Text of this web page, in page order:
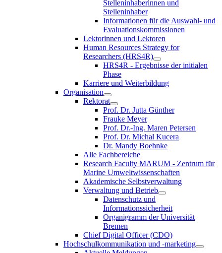
Stelleninhaberinnen und
Stelleninhaber
Informationen für die Auswahl- und
Evaluationskommissionen
Lektorinnen und Lektoren
Human Resources Strategy for
Researchers (HRS4R)
HRS4R - Ergebnisse der initialen
Phase
Karriere und Weiterbildung
Organisation
Rektorat
Prof. Dr. Jutta Günther
Frauke Meyer
Prof. Dr.-Ing. Maren Petersen
Prof. Dr. Michal Kucera
Dr. Mandy Boehnke
Alle Fachbereiche
Research Faculty MARUM - Zentrum für
Marine Umweltwissenschaften
Akademische Selbstverwaltung
Verwaltung und Betrieb
Datenschutz und
Informationssicherheit
Organigramm der Universität
Bremen
Chief Digital Officer (CDO)
Hochschulkommunikation und -marketing